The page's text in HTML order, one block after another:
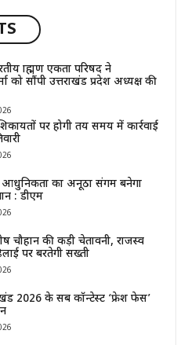
ब्राह्मण एकता परिषद ने
को सौंपी उत्तराखंड प्रदेश अध्यक्ष की
पर होगी तय समय में कार्रवाई
आधुनिकता का अनूठा संगम बनेगा
: डीएम
चौहान की कड़ी चेतावनी, राजस्व
पर बरतेगी सख्ती
2026 के सब कॉन्टेस्ट ‘फ्रेश फेस’